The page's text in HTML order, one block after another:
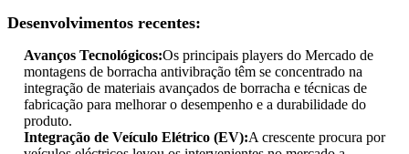
Desenvolvimentos recentes:
Avanços Tecnológicos:Os principais players do Mercado de
montagens de borracha antivibração têm se concentrado na
integração de materiais avançados de borracha e técnicas de
fabricação para melhorar o desempenho e a durabilidade do
produto.
Integração de Veículo Elétrico (EV):A crescente procura por